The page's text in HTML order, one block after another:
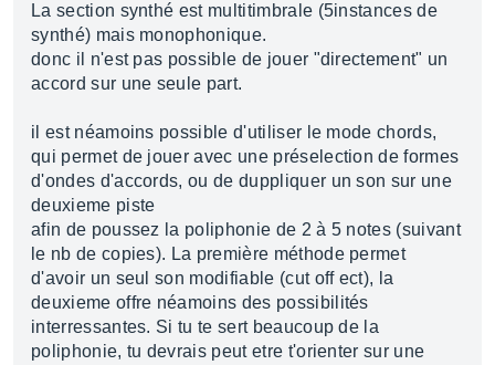
La section synthé est multitimbrale (5instances de
synthé) mais monophonique.
donc il n'est pas possible de jouer "directement" un
accord sur une seule part.
il est néamoins possible d'utiliser le mode chords,
qui permet de jouer avec une préselection de formes
d'ondes d'accords, ou de duppliquer un son sur une
deuxieme piste
afin de poussez la poliphonie de 2 à 5 notes (suivant
le nb de copies). La première méthode permet
d'avoir un seul son modifiable (cut off ect), la
deuxieme offre néamoins des possibilités
interressantes. Si tu te sert beaucoup de la
poliphonie, tu devrais peut etre t'orienter sur une